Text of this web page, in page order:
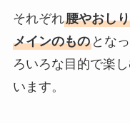
それぞれ腰やおし
メインのものとな
ろいろな目的で楽
います。